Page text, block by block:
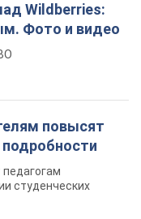
Wildberries:
Фото и видео
повысят
студенческих